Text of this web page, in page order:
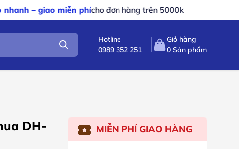
cho đơn hàng trên 5000k
Hotline
0989 352 251
Giỏ hàng
0 Sản phẩm
DH-
MIỄN PHÍ GIAO HÀNG